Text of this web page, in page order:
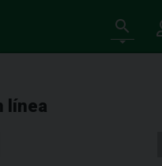
línea